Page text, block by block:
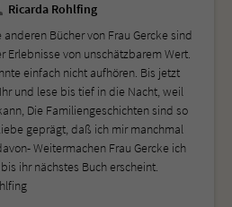
Ricarda Rohlfing
Bücher von Frau Gercke sind
Erlebnisse von unschätzbarem Wert.
einfach nicht aufhören. Bis jetzt
und lese bis tief in die Nacht, weil
Die Familiengeschichten sind so
geprägt, daß ich mir manchmal
Weitermachen Frau Gercke ich
ihr nächstes Buch erscheint.